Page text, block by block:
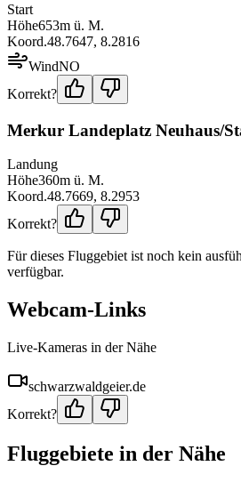
Start
Höhe653m ü. M.
Koord.48.7647, 8.2816
WindNO
Korrekt?
Merkur Landeplatz Neuhaus/
Landung
Höhe360m ü. M.
Koord.48.7669, 8.2953
Korrekt?
Für dieses Fluggebiet ist noch kein
verfügbar.
Webcam-Links
Live-Kameras in der Nähe
schwarzwaldgeier.de
Korrekt?
Fluggebiete in der Nähe